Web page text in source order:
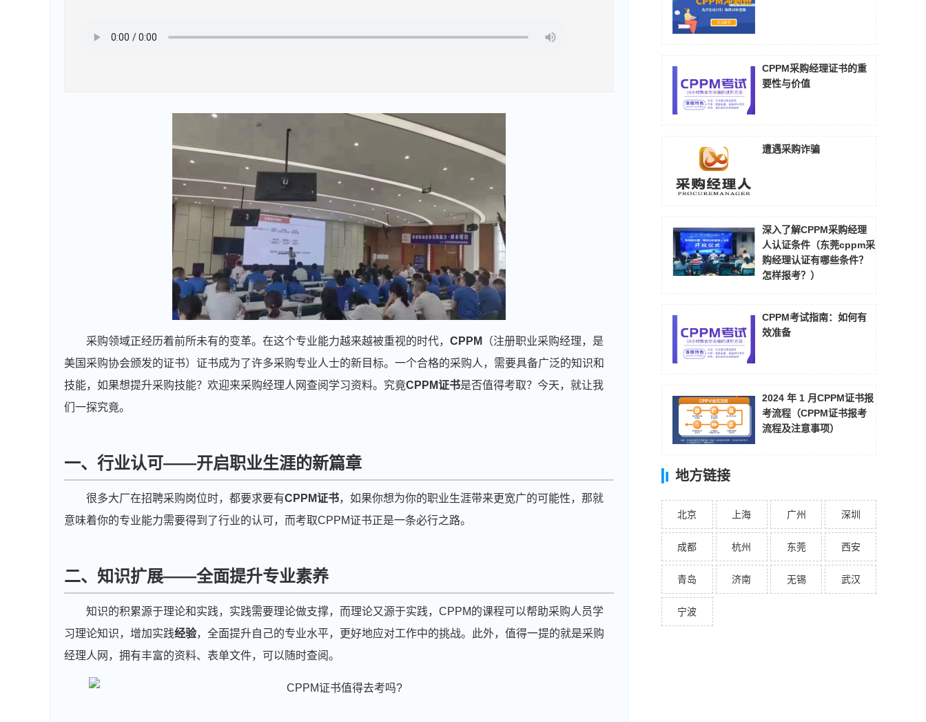
采购领域正经历着前所未有的变革。在这个专业能力越来越被重视的时代， CPPM
（注册职业采购经理，是
美国采购协会颁发的证书）证书成为了许多采购专业人士的新目标。一个合格的采购人，需要具备广泛的知识和
技能，如果想提升采购技能？欢迎来采购经理人网查阅学习资料。究竟CPPM证书是否值得考取？今天，就让我
们一探究竟。
一、行业认可——开启职业生涯的新篇章
很多大厂在招聘采购岗位时，都要求要有CPPM证书，如果你想为你的职业生涯带来更宽广的可能性，那就
意味着你的专业能力需要得到了行业的认可，而考取CPPM证书正是一条必行之路。
二、知识扩展——全面提升专业素养
知识的积累源于理论和实践，实践需要理论做支撑，而理论又源于实践，CPPM的课程可以帮助采购人员学
习理论知识，增加实践经验，全面提升自己的专业水平，更好地应对工作中的挑战。此外，值得一提的就是采购
经理人网，拥有丰富的资料、表单文件，可以随时查阅。
CPPM采购经理证书的重
要性与价值
遭遇采购诈骗
深入了解CPPM采购经理
人认证条件（东莞cppm采
购经理认证有哪些条件？
怎样报考？）
CPPM考试指南：如何有
效准备
2024 年 1 月CPPM证书报
考流程（CPPM证书报考
流程及注意事项）
地方链接
北京 上海 广州 深圳
成都 杭州 东莞 西安
青岛 济南 无锡 武汉
宁波